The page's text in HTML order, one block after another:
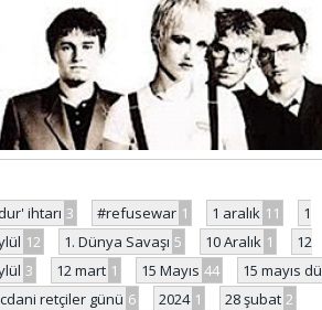
ihtarı 3 #refusewar 1 1 aralık 11
1
12 1. Dünya Savaşı 5 10 Aralık 1
12
3 12 mart 1 15 Mayıs 44
15 mayıs
retçiler günü 6 2024 1 28 şubat 2